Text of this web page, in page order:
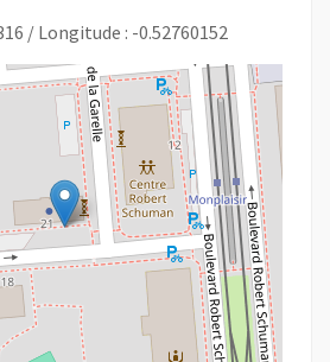
/ Longitude : -0.52760152